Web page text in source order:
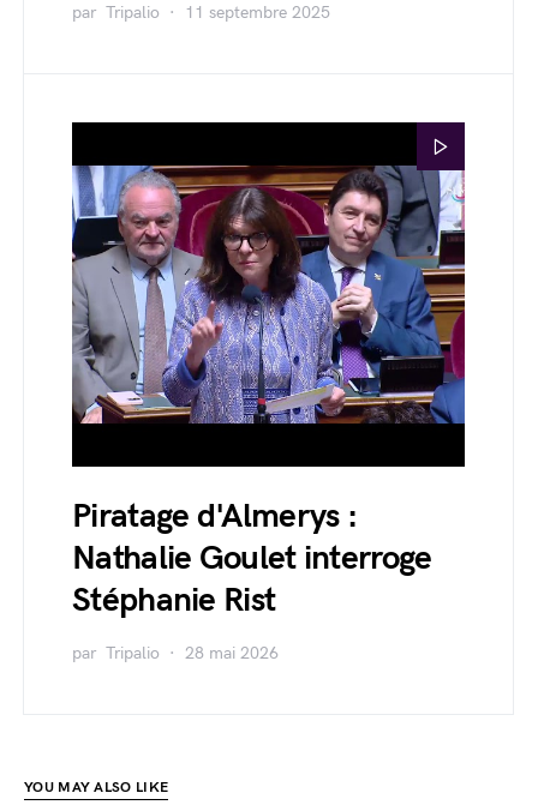
par Tripalio 11 septembre 2025
Piratage d'Almerys :
Nathalie Goulet interroge
Stéphanie Rist
par Tripalio 28 mai 2026
YOU MAY ALSO LIKE